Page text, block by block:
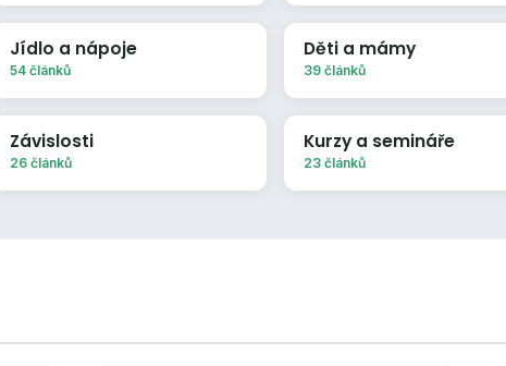
Jídlo a nápoje
54 článků
Děti a mámy
39 článků
Závislosti
26 článků
Kurzy a semináře
23 článků